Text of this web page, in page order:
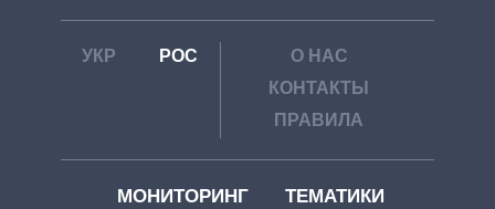
УКР РОС
О НАС
КОНТАКТЫ
ПРАВИЛА
МОНИТОРИНГ ТЕМАТИКИ